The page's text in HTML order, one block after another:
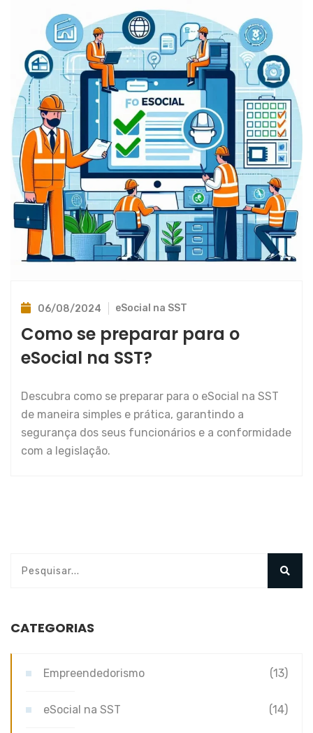
06/08/2024 eSocial na SST
Como se preparar para o
eSocial na SST?
Descubra como se preparar para o eSocial na SST
de maneira simples e prática, garantindo a
segurança dos seus funcionários e a conformidade
com a legislação.
CATEGORIAS
Empreendedorismo (13)
eSocial na SST (14)